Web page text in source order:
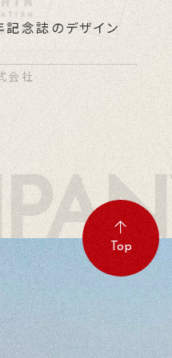
念誌のデザイン
会社
Top